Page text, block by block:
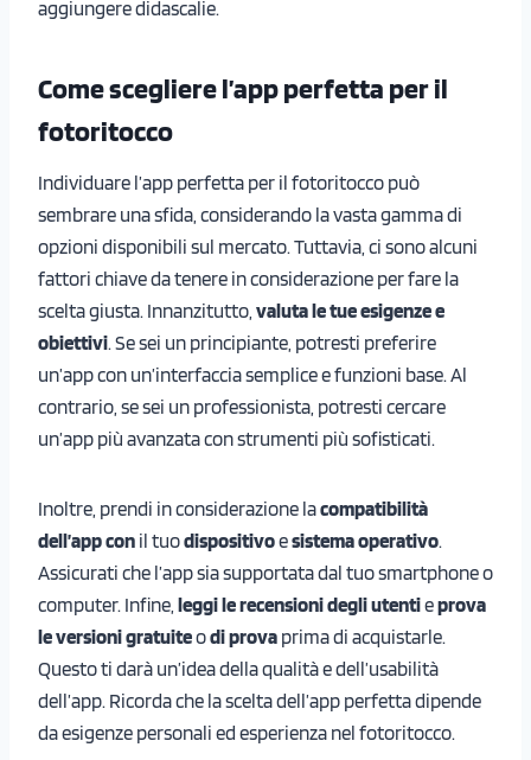
aggiungere didascalie.
Come scegliere l’app perfetta per il
fotoritocco
Individuare l’app perfetta per il fotoritocco può
sembrare una sfida, considerando la vasta gamma di
opzioni disponibili sul mercato. Tuttavia, ci sono alcuni
fattori chiave da tenere in considerazione per fare la
scelta giusta. Innanzitutto, valuta le tue esigenze e
obiettivi. Se sei un principiante, potresti preferire
un’app con un’interfaccia semplice e funzioni base. Al
contrario, se sei un professionista, potresti cercare
un’app più avanzata con strumenti più sofisticati.
Inoltre, prendi in considerazione lacompatibilità
dell’app con il tuodispositivoesistema operativo.
Assicurati che l’app sia supportata dal tuo smartphone o
computer. Infine, leggi le recensioni degli utentieprova
le versioni gratuiteodi prova prima di acquistarle.
Questo ti darà un’idea della qualità e dell’usabilità
dell’app. Ricorda che la scelta dell’app perfetta dipende
da esigenze personali ed esperienza nel fotoritocco.